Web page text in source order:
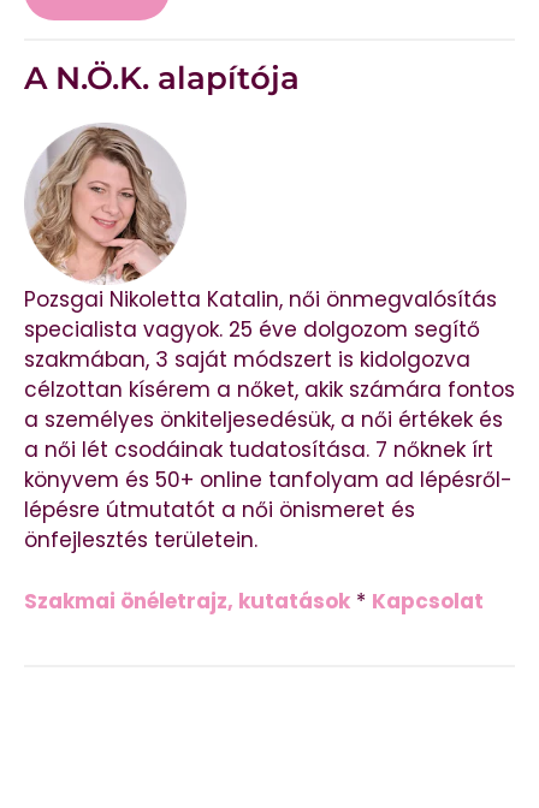
A N.Ö.K. alapítója
Pozsgai Nikoletta Katalin, női önmegvalósítás
specialista vagyok. 25 éve dolgozom segítő
szakmában, 3 saját módszert is kidolgozva
célzottan kísérem a nőket, akik számára fontos
a személyes önkiteljesedésük, a női értékek és
a női lét csodáinak tudatosítása. 7 nőknek írt
könyvem és 50+ online tanfolyam ad lépésről-
lépésre útmutatót a női önismeret és
önfejlesztés területein.
Szakmai önéletrajz, kutatások * Kapcsolat